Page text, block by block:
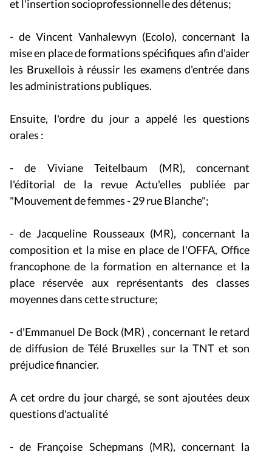
et l'insertion socioprofessionnelle des détenus;
- de Vincent Vanhalewyn (Ecolo), concernant la
mise en place de formations spécifiques afin d'aider
les Bruxellois à réussir les examens d'entrée dans
les administrations publiques.
Ensuite, l'ordre du jour a appelé les questions
orales :
- de Viviane Teitelbaum (MR), concernant
l'éditorial de la revue Actu'elles publiée par
"Mouvement de femmes - 29 rue Blanche";
- de Jacqueline Rousseaux (MR), concernant la
composition et la mise en place de l'OFFA, Office
francophone de la formation en alternance et la
place réservée aux représentants des classes
moyennes dans cette structure;
- d'Emmanuel De Bock (MR) , concernant le retard
de diffusion de Télé Bruxelles sur la TNT et son
préjudice financier.
A cet ordre du jour chargé, se sont ajoutées deux
questions d'actualité
- de Françoise Schepmans (MR), concernant la